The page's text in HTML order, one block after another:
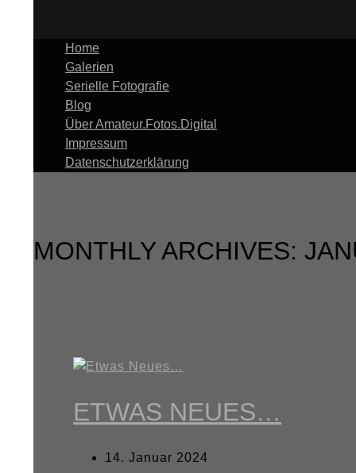
Home
Galerien
Serielle Fotografie
Blog
Über Amateur.Fotos.Digital
Impressum
Datenschutzerklärung
MONTHLY ARCHIVES:
ETWAS NEUES…
14. Januar 2024